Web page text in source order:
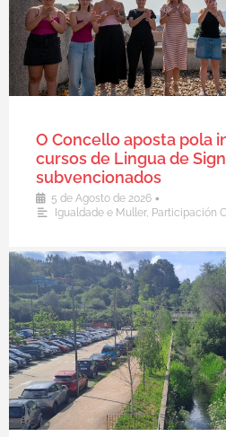
O Concello aposta pola
cursos de Lingua de
subvencionados
5 de Agosto de 2026 •
Igualdade e Muller, Participación